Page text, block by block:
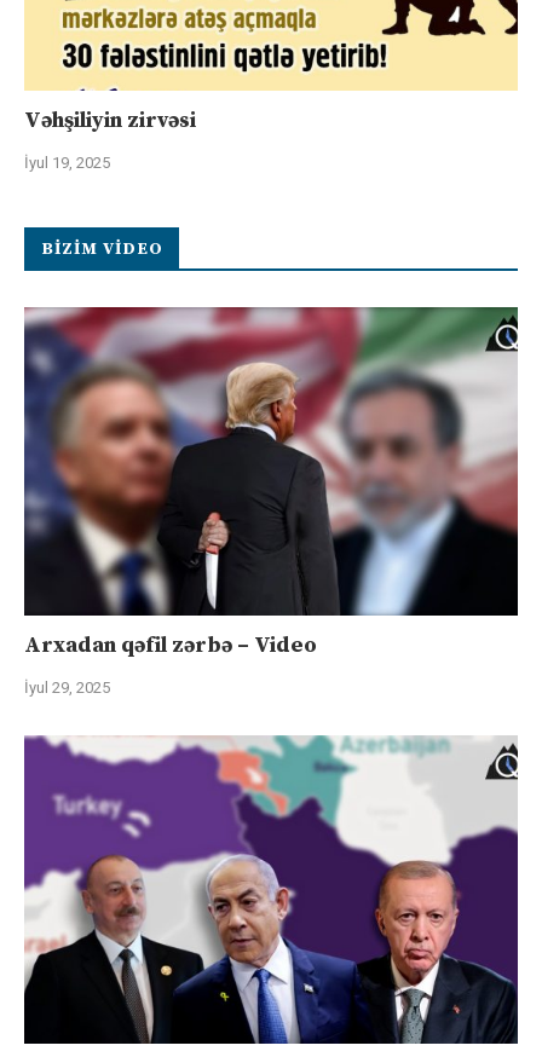
Vəhşiliyin zirvəsi
İyul 19, 2025
BIZIM VIDEO
Arxadan qəfil zərbə – Video
İyul 29, 2025